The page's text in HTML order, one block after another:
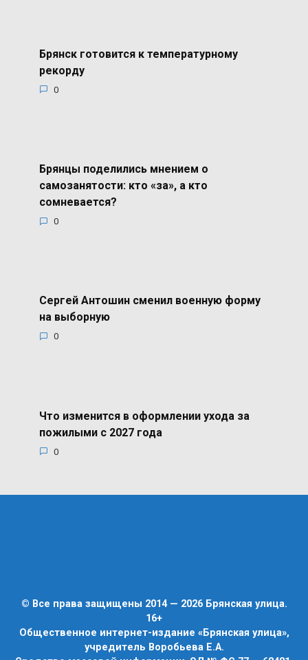
Брянск готовится к температурному
рекорду
0
Брянцы поделились мнением о
самозанятости: кто «за», а кто
сомневается?
0
Сергей Антошин сменил военную форму
на выборную
0
Что изменится в оформлении ухода за
пожилыми с 2027 года
0
© Все права защищены 2014 — 2026 Брянская улица.
16+
Общественное интернет-издание «Брянская улица»,
учредитель Воробьева Е.А.